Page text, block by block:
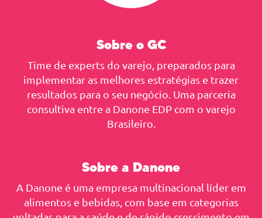
Sobre o GC
Time de experts do varejo, preparados para
implementar as melhores estratégias e trazer
resultados para o seu negócio. Uma parceria
consultiva entre a Danone EDP com o varejo
Brasileiro.
Sobre a Danone
A Danone é uma empresa multinacional líder em
alimentos e bebidas, com base em categorias